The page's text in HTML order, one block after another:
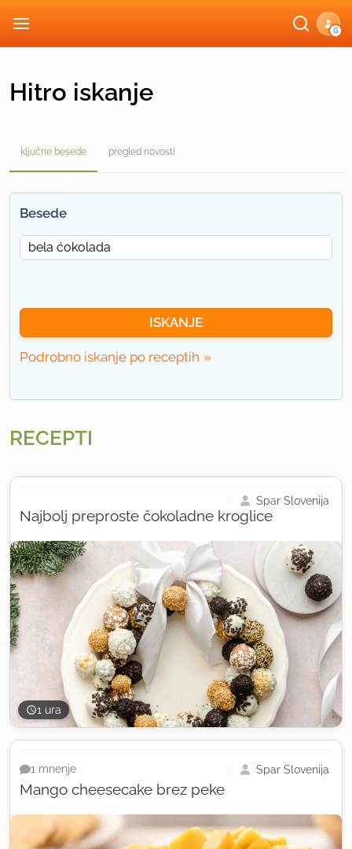
G
Hitro iskanje
ključne besede pregled novosti
Besede
Podrobno iskanje po receptih
RECEPTI
1 ura
Najbolj preproste čokoladne kroglice
Spar Slovenija
Mango cheesecake brez peke
1 mnenje Spar Slovenija